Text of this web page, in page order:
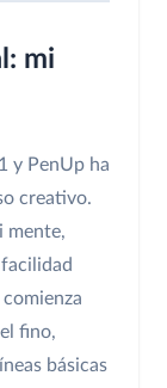
mi
y PenUp ha
creativo.
mente,
fino,
básicas